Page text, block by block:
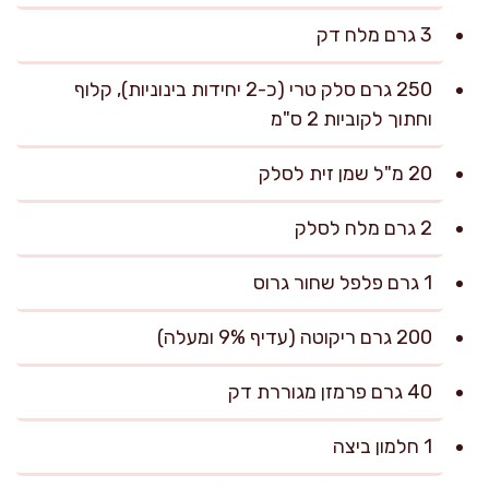
3 גרם מלח דק
250 גרם סלק טרי (כ-2 יחידות בינוניות), קלוף
וחתוך לקוביות 2 ס"מ
20 מ"ל שמן זית לסלק
2 גרם מלח לסלק
1 גרם פלפל שחור גרוס
200 גרם ריקוטה (עדיף 9% ומעלה)
40 גרם פרמזן מגוררת דק
1 חלמון ביצה